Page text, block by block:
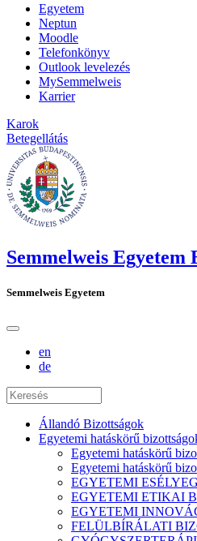
Egyetem
Neptun
Moodle
Telefonkönyv
Outlook levelezés
MySemmelweis
Karrier
Karok
Betegellátás
Semmelweis Egyetem
Semmelweis Egyetem
en
de
Állandó Bizottságok
Egyetemi hatáskörű
Egyetemi hatáskörű
Egyetemi hatáskörű
EGYETEMI
EGYETEMI ETIKAI
EGYETEMI
FELÜLBÍRÁLATI